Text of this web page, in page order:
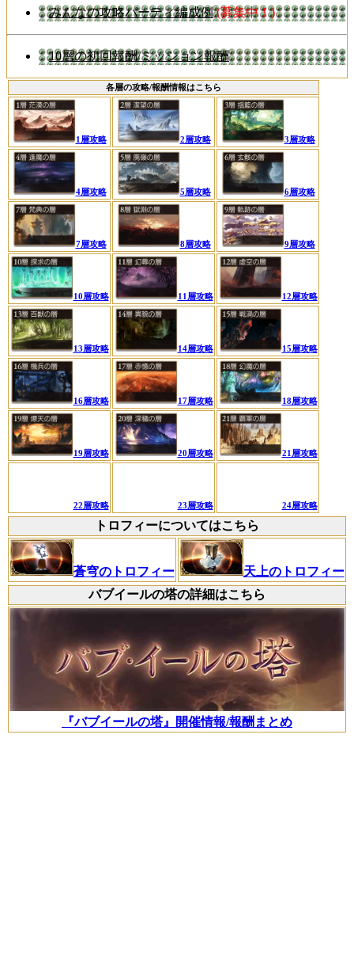
みんなの攻略パーティ編成例 (募集中！)
10層の初回報酬/ミッション報酬
各層の攻略/報酬情報はこちら
1層攻略 2層攻略 3層攻略
4層攻略 5層攻略 6層攻略
7層攻略 8層攻略 9層攻略
10層攻略 11層攻略 12層攻略
13層攻略 14層攻略 15層攻略
16層攻略 17層攻略 18層攻略
19層攻略 20層攻略 21層攻略
22層攻略 23層攻略 24層攻略
トロフィーについてはこちら
蒼穹のトロフィー
天上のトロフィー
バブイールの塔の詳細はこちら
『バブイールの塔』開催情報/報酬まとめ